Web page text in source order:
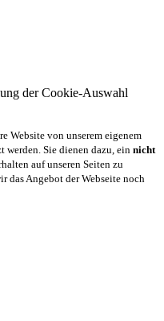
der Cookie-Auswahl
Website von unserem eigenem
Sie dienen dazu, ein nicht
auf unseren Seiten zu
das Angebot der Webseite noch